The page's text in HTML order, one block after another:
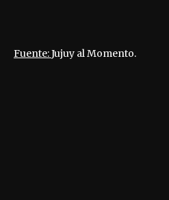
Fuente:Jujuy al Momento.